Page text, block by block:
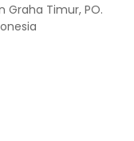
Graha Timur, PO.